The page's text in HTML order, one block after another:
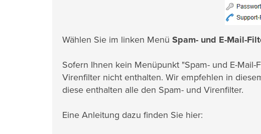
Wählen Sie im linken Menü Spam- und E-Mail-
Sofern Ihnen kein Menüpunkt "Spam- und E-
Virenfilter nicht enthalten. Wir empfehlen in
diese enthalten alle den Spam- und Virenfilter.
Eine Anleitung dazu finden Sie hier: